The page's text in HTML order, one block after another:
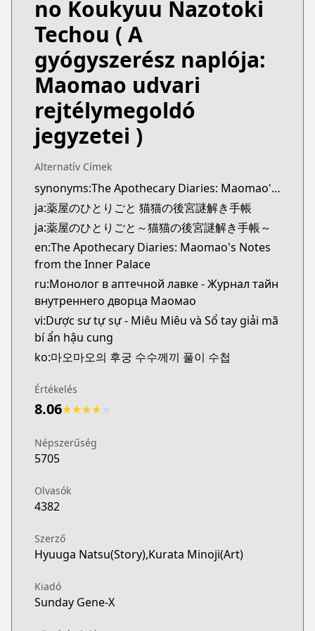
MangaUpdates
MangaUpdates
https://www.mangaupdates.com/
novelUpdates
novelUpdates
https://www.novelupdates.com/series/kusuriya-
Book☆Walker
Book☆Walker
https://bookwalker.jp/series/149254/list
no Koukyuu Nazotoki
Techou ( A
gyógyszerész naplója:
Maomao udvari
rejtélymegoldó
jegyzetei )
Alternatív Címek
synonyms:The Apothecary Diaries: Maomao's Notes from the Inner Palace
ja:薬屋のひとりごと 猫猫の後宮謎解き手帳
ja:薬屋のひとりごと～猫猫の後宮謎解き手帳～
en:The Apothecary Diaries: Maomao's Notes
from the Inner Palace
ru:Монолог в аптечной лавке - Журнал тайн
внутреннего дворца Маомао
vi:Dược sư tự sự - Miêu Miêu và Sổ tay giải mã
bí ẩn hậu cung
ko:마오마오의 후궁 수수께끼 풀이 수첩
Értékelés
8.06★★★★
Népszerűség
5705
Olvasók
4382
Szerző
Hyuuga Natsu(Story),Kurata Minoji(Art)
Kiadó
Sunday Gene-X